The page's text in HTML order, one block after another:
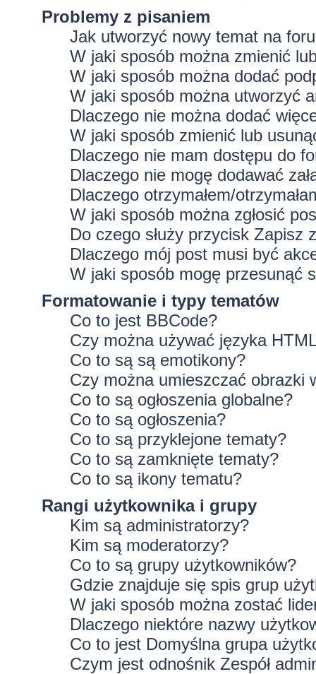
Problemy z pisaniem
Jak utworzyć nowy temat na
W jaki sposób można zmienić
W jaki sposób można dodać
W jaki sposób można utworzyć
Dlaczego nie można dodać
W jaki sposób zmienić lub
Dlaczego nie mam dostępu do
Dlaczego nie mogę dodawać
Dlaczego otrzymałem/
W jaki sposób można zgłosić
Do czego służy przycisk Zapisz
Dlaczego mój post musi być
W jaki sposób mogę przesunąć
Formatowanie i typy tematów
Co to jest BBCode?
Czy można używać języka
Co to są są emotikony?
Czy można umieszczać obrazki
Co to są ogłoszenia globalne?
Co to są ogłoszenia?
Co to są przyklejone tematy?
Co to są zamknięte tematy?
Co to są ikony tematu?
Rangi użytkownika i grupy
Kim są administratorzy?
Kim są moderatorzy?
Co to są grupy użytkowników?
Gdzie znajduje się spis grup
W jaki sposób można zostać
Dlaczego niektóre nazwy
Co to jest Domyślna grupa
Czym jest odnośnik Zespół